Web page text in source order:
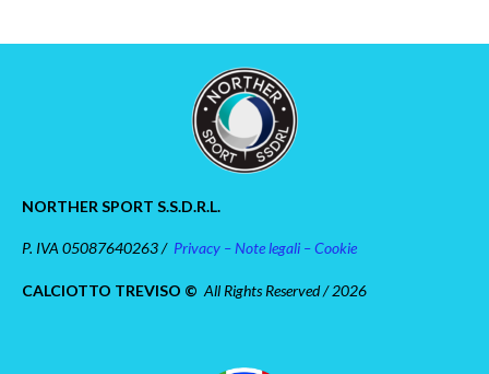
NORTHER SPORT S.S.D.R.L.
P. IVA 05087640263 / Privacy – Note legali – Cookie
CALCIOTTO TREVISO © All Rights Reserved / 2026